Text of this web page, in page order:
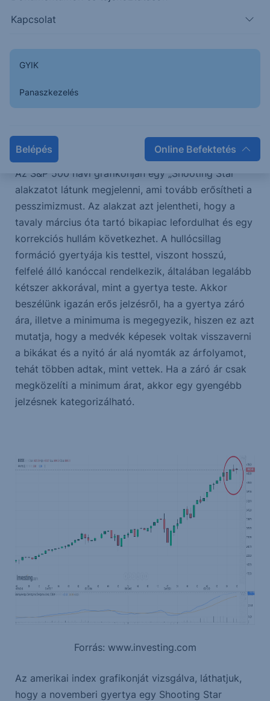
Kapcsolat
GYIK
Panaszkezelés
Belépés Online Befektetés
Mi az a „Shooting Star” formáció?
Az S&P 500 havi grafikonján egy „Shooting Star”
alakzatot látunk megjelenni, ami tovább erősítheti a
pesszimizmust. Az alakzat azt jelentheti, hogy a
tavaly március óta tartó bikapiac lefordulhat és egy
korrekciós hullám következhet. A hullócsillag
formáció gyertyája kis testtel, viszont hosszú,
felfelé álló kanóccal rendelkezik, általában legalább
kétszer akkorával, mint a gyertya teste. Akkor
beszélünk igazán erős jelzésről, ha a gyertya záró
ára, illetve a minimuma is megegyezik, hiszen ez azt
mutatja, hogy a medvék képesek voltak visszaverni
a bikákat és a nyitó ár alá nyomták az árfolyamot,
tehát többen adtak, mint vettek. Ha a záró ár csak
megközelíti a minimum árat, akkor egy gyengébb
jelzésnek kategorizálható.
Forrás: www.investing.com
Az amerikai index grafikonját vizsgálva, láthatjuk,
hogy a novemberi gyertya egy Shooting Star